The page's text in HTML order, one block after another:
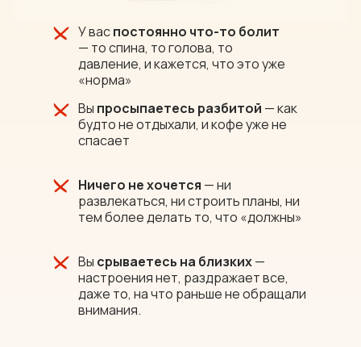
Вы просыпаетесь разбитой — как
будто не отдыхали, и кофе уже не
спасает
У васпостоянно что-то болит
— то спина, то голова, то
давление, и кажется, что это уже
«норма»
Ничего не хочется — ни
развлекаться, ни строить планы, ни
тем более делать то, что «должны»
Вы срываетесь на близких—
настроения нет, раздражает все,
даже то, на что раньше не обращали
внимания.